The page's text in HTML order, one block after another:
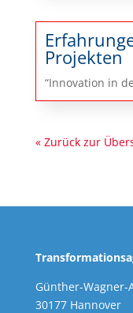
Projekten
“Innovation in
« Zurück zur
Günther-Wagner-
30177 Hannover